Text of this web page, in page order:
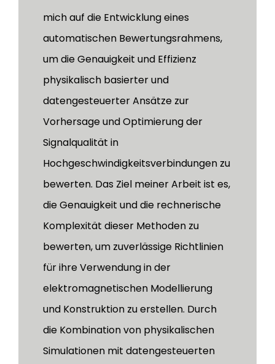
mich auf die Entwicklung eines
automatischen Bewertungsrahmens,
um die Genauigkeit und Effizienz
physikalisch basierter und
datengesteuerter Ansätze zur
Vorhersage und Optimierung der
Signalqualität in
Hochgeschwindigkeitsverbindungen zu
bewerten. Das Ziel meiner Arbeit ist es,
die Genauigkeit und die rechnerische
Komplexität dieser Methoden zu
bewerten, um zuverlässige Richtlinien
für ihre Verwendung in der
elektromagnetischen Modellierung
und Konstruktion zu erstellen. Durch
die Kombination von physikalischen
Simulationen mit datengesteuerten